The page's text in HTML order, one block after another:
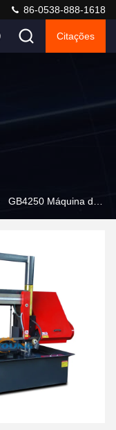
86-0538-888-1618
Citações
GB4250 Máquina de